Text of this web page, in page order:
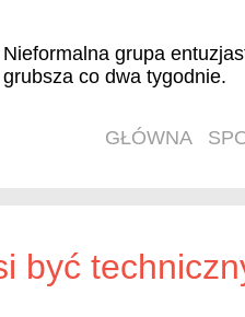
Nieformalna grupa
grubsza co dwa tygodnie.
GŁÓWNA
być